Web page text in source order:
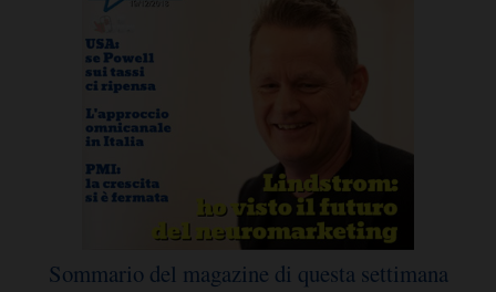
Sommario del magazine di questa settimana